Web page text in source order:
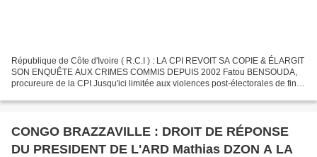
République de Côte d'Ivoire ( R.C.I ) : LA CPI REVOIT SA COPIE & ÉLARGIT
SON ENQUÊTE AUX CRIMES COMMIS DEPUIS 2002 Fatou BENSOUDA,
procureure de la CPI Jusqu'ici limitée aux violences post-électorales de fin
CONGO BRAZZAVILLE : DROIT DE RÉPONSE
DU PRESIDENT DE L'ARD Mathias DZON A LA